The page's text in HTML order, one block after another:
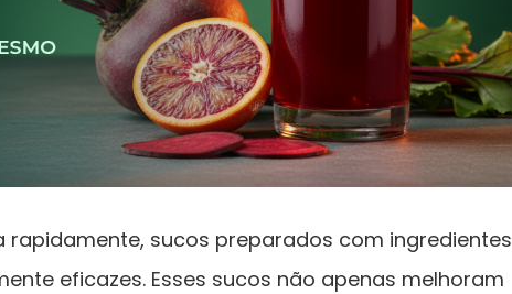
sucos preparados com ingredientes
eficazes. Esses sucos não apenas melhoram